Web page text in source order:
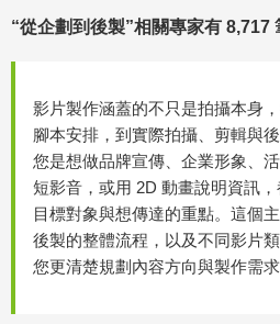
“從企劃到後製”相關專家有 8,717
影片製作涵蓋的不只是拍攝本身
腳本安排，到實際拍攝、剪輯與
您是想做品牌宣傳、企業形象、
短影音，或用 2D 動畫說明資訊，
目標對象與想傳達的重點。這個
後製的整體流程，以及不同影片
您更清楚規劃內容方向與製作需求